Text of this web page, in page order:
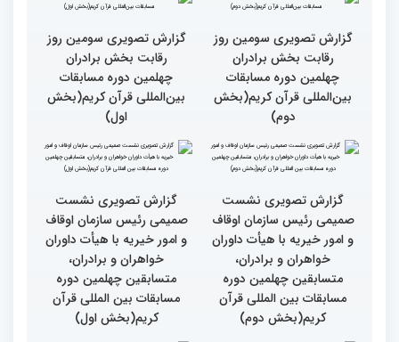
کتاب قرآن با قلب ما مرتبط
و قابل توصیف نیست
جزئیات سومین روز رقابت
بخش بانوان مسابقات
بین‌المللی قرآن کریم
گزارش تصویری سومین روز
رقابت بخش برادران
چهلمین دوره مسابقات
بین‌المللی قرآن کریم(بخش
دوم)
گزارش تصویری سومین روز
رقابت بخش برادران
چهلمین دوره مسابقات
بین‌المللی قرآن کریم(بخش
اول)